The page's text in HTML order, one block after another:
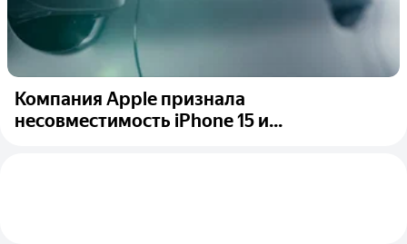
Компания Apple признала
несовместимость iPhone 15 и...